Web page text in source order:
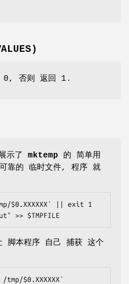
0, 否则 返回 1.
示了 mktemp 的 简单用
靠的 临时文件, 程序 就
$0.XXXXXX` || exit 1
>> $TMPFILE
脚本程序 自己 捕获 这个
tmp/$0.XXXXXX`